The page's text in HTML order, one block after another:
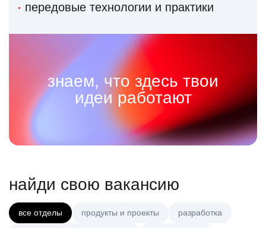
передовые технологии и практики
знаем, что здесь твои
идеи работают
найди свою вакансию
все отделы продукты и проекты разработка